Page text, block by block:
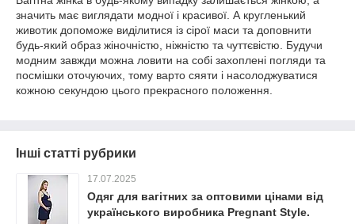
значить має виглядати модної і красивої. А кругленький
животик допоможе виділитися із сірої маси та доповнити
будь-який образ жіночністю, ніжністю та чуттєвістю. Будучи
модним завжди можна ловити на собі захоплені погляди та
посмішки оточуючих, тому варто сяяти і насолоджуватися
кожною секундою цього прекрасного положення.
Інші статті рубрики
17.07.2025
Одяг для вагітних за оптовими цінами від
українського виробника Pregnant Style.